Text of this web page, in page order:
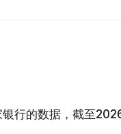
银行的数据，截至